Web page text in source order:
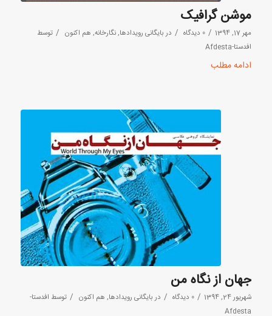
موشن گرافیک
مهر 17, 1394 / 0 دیدگاه / در بایگانی رویدادها,نگارخانه, هم اکنون / توسط
افدستا-Afdesta
ادامه مطلب
جهان از نگاه من
شهریور 24, 1394 / 0 دیدگاه / دربایگانی رویدادها, هم اکنون / توسط افدستا-
Afdesta